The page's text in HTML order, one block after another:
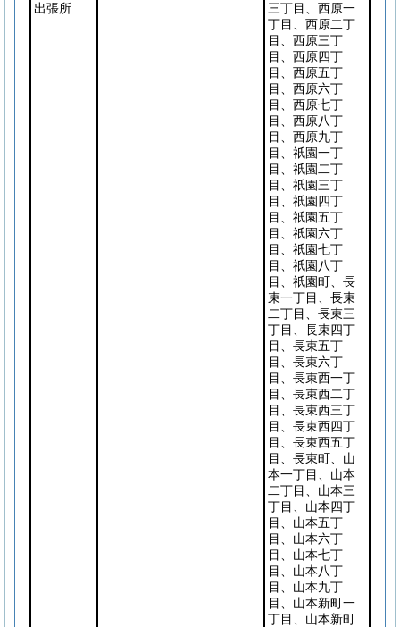
出張所
三丁目、西原一
丁目、西原二丁
目、西原三丁
目、西原四丁
目、西原五丁
目、西原六丁
目、西原七丁
目、西原八丁
目、西原九丁
目、祇園一丁
目、祇園二丁
目、祇園三丁
目、祇園四丁
目、祇園五丁
目、祇園六丁
目、祇園七丁
目、祇園八丁
目、祇園町、長
束一丁目、長束
二丁目、長束三
丁目、長束四丁
目、長束五丁
目、長束六丁
目、長束西一丁
目、長束西二丁
目、長束西三丁
目、長束西四丁
目、長束西五丁
目、長束町、山
本一丁目、山本
二丁目、山本三
丁目、山本四丁
目、山本五丁
目、山本六丁
目、山本七丁
目、山本八丁
目、山本九丁
目、山本新町一
丁目、山本新町